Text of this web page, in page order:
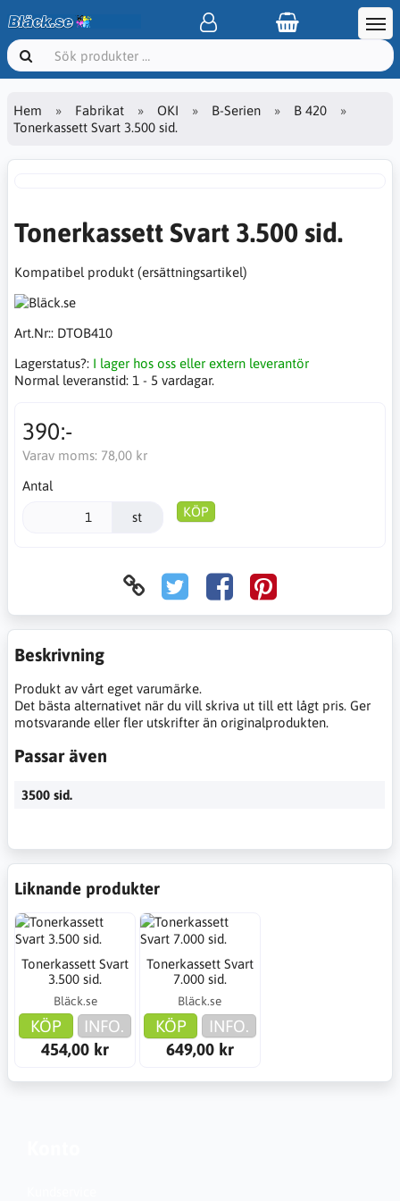
Hem Fabrikat OKI B-Serien
B 420
Tonerkassett Svart 3.500 sid.
Tonerkassett Svart 3.500 sid.
Kompatibel produkt (ersättningsartikel)
Art.Nr:: DTOB410
Lagerstatus?: I lager hos oss eller extern leverantör
Normal leveranstid: 1 - 5 vardagar.
390:-
Varav moms: 78,00 kr
Antal
st KÖP
Beskrivning
Produkt av vårt eget varumärke.
Det bästa alternativet när du vill skriva ut till ett lågt pris. Ger
motsvarande eller fler utskrifter än originalprodukten.
Passar även
3500 sid.
Liknande produkter
Tonerkassett Svart
3.500 sid.
Bläck.se
KÖP
INFO.
454,00 kr
Tonerkassett Svart
7.000 sid.
Bläck.se
KÖP
INFO.
649,00 kr